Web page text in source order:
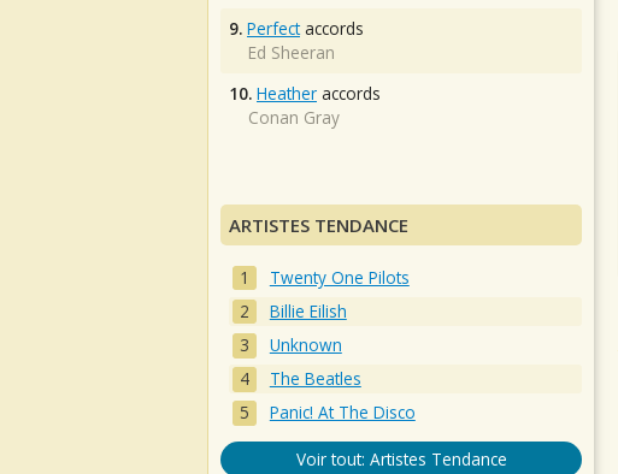
9. Perfectaccords
Ed Sheeran
10. Heather accords
Conan Gray
ARTISTES TENDANCE
Twenty One Pilots
Billie Eilish
Unknown
The Beatles
Panic! At The Disco
Voir tout: Artistes Tendance